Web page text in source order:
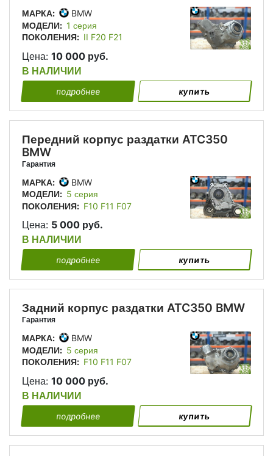
МАРКА:
BMW
МОДЕЛИ: 1 серия
ПОКОЛЕНИЯ: II F20 F21
Цена: 10 000 руб.
В НАЛИЧИИ
подробнее купить
Передний корпус раздатки ATC350
BMW
Гарантия
МАРКА:
BMW
МОДЕЛИ: 5 серия
ПОКОЛЕНИЯ: F10 F11 F07
Цена: 5 000 руб.
В НАЛИЧИИ
подробнее купить
Задний корпус раздатки ATC350 BMW
Гарантия
МАРКА:
BMW
МОДЕЛИ: 5 серия
ПОКОЛЕНИЯ: F10 F11 F07
Цена: 10 000 руб.
В НАЛИЧИИ
подробнее купить